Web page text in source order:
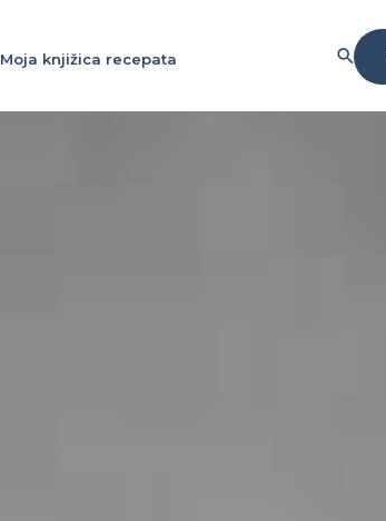
Moja knjižica recepata